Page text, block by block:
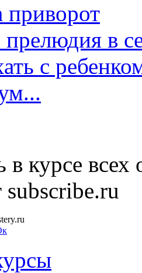
приворот
в
с
в курсе
subscribe.ru